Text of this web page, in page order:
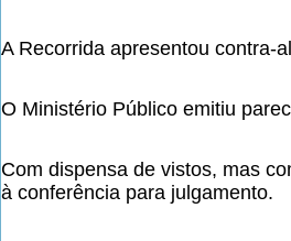
A Recorrida apresentou contra-
O Ministério Público emitiu
Com dispensa de vistos, mas
à conferência para julgamento.